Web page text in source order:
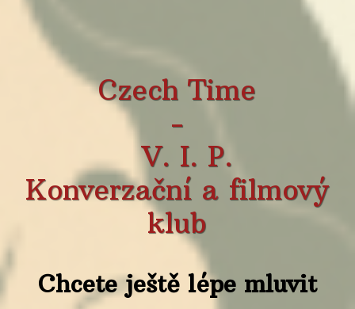
Czech Time
-
V. I. P.
Konverzační a filmový
klub
Chcete ještě lépe mluvit